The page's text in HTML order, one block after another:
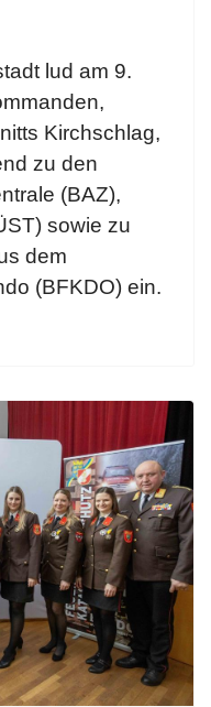
lud am 9.
Kirchschlag,
zu den
(BAZ),
sowie zu
dem
(BFKDO) ein.